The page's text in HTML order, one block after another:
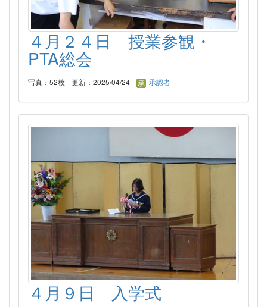
４月２４日 授業参観・
PTA総会
写真：52枚 更新：2025/04/24 承認者
４月９日 入学式